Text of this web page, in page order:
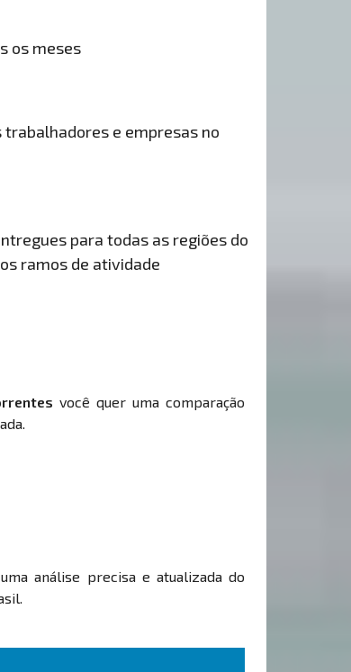
os meses
e empresas no
para todas as regiões do
ramos de atividade
você quer uma comparação
análise precisa e atualizada do